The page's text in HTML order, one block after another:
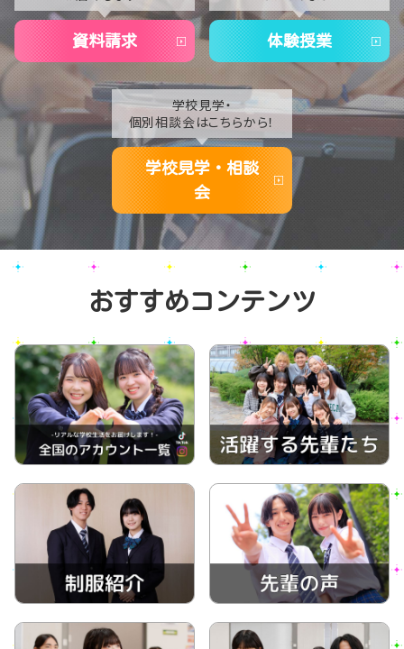
2020
資料請求 体験授業
学校見学・
個別相談会はこちらから！
学校見学・相談
会
おすすめコンテンツ